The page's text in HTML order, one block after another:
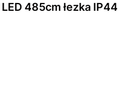
485cm łezka IP44